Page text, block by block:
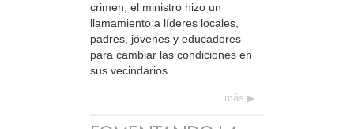
crimen, el ministro hizo un
llamamiento a líderes locales,
padres, jóvenes y educadores
para cambiar las condiciones en
sus vecindarios.
más